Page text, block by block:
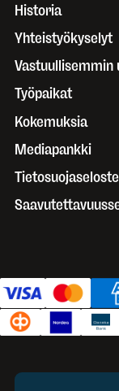
Historia
Yhteistyökyselyt
Vastuullisemmin
Työpaikat
Kokemuksia
Mediapankki
Tietosuojaseloste